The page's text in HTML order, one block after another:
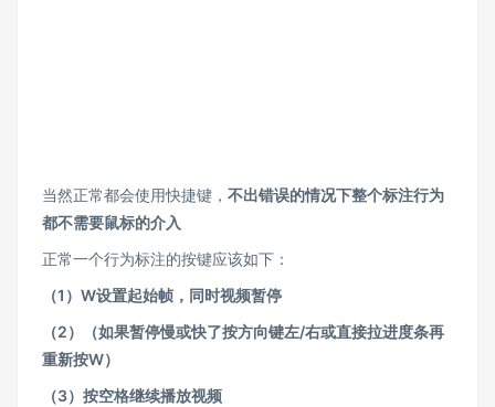
当然正常都会使用快捷键， 不出错误的情况下整个标注行为
都不需要鼠标的介入
正常一个行为标注的按键应该如下：
（1）W设置起始帧，同时视频暂停
（2）（如果暂停慢或快了按方向键左/右或直接拉进度条再
重新按W）
（3）按空格继续播放视频